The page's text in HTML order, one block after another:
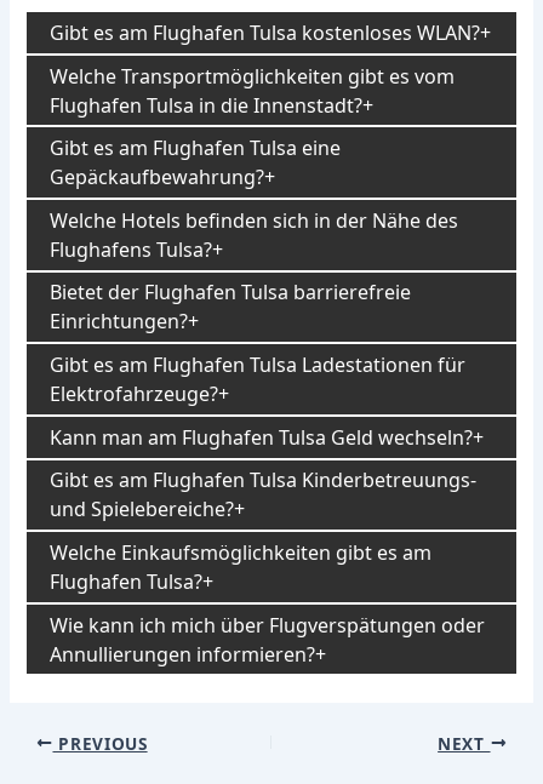
Gibt es am Flughafen Tulsa kostenloses WLAN?
Welche Transportmöglichkeiten gibt es vom
Flughafen Tulsa in die Innenstadt?
Gibt es am Flughafen Tulsa eine
Gepäckaufbewahrung?
Welche Hotels befinden sich in der Nähe des
Flughafens Tulsa?
Bietet der Flughafen Tulsa barrierefreie
Einrichtungen?
Gibt es am Flughafen Tulsa Ladestationen für
Elektrofahrzeuge?
Kann man am Flughafen Tulsa Geld wechseln?
Gibt es am Flughafen Tulsa Kinderbetreuungs-
und Spielebereiche?
Welche Einkaufsmöglichkeiten gibt es am
Flughafen Tulsa?
Wie kann ich mich über Flugverspätungen oder
Annullierungen informieren?
Post
PREVIOUS NEXT